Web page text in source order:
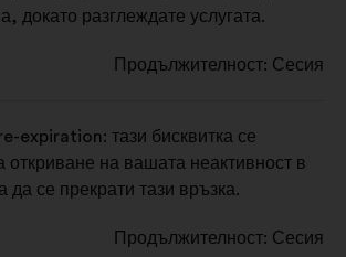
л
докато разглеждате услугата.
Продължителност: Сесия
expiration: тази бисквитка се
откриване на вашата неактивност в
да се прекрати тази връзка.
Продължителност: Сесия